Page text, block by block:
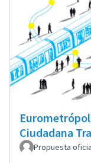
Ciudadana
Propuesta